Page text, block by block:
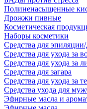
Полиненасыщенные
Дрожжи пивные
Косметическая
Наборы косметики
Средства для
Средства для ухода за
Средства для ухода за
Средства для загара
Средства для ухода за
Средства ухода для
Эфирные масла и